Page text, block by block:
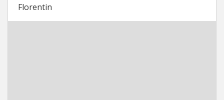
Florentin